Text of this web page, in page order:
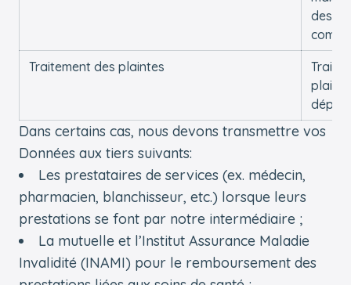
des
Traitement des plaintes
Dans certains cas, nous devons transmettre vos
Données aux tiers suivants:
Les prestataires de services (ex. médecin,
pharmacien, blanchisseur, etc.) lorsque leurs
prestations se font par notre intermédiaire ;
La mutuelle et l’Institut Assurance Maladie
Invalidité (INAMI) pour le remboursement des